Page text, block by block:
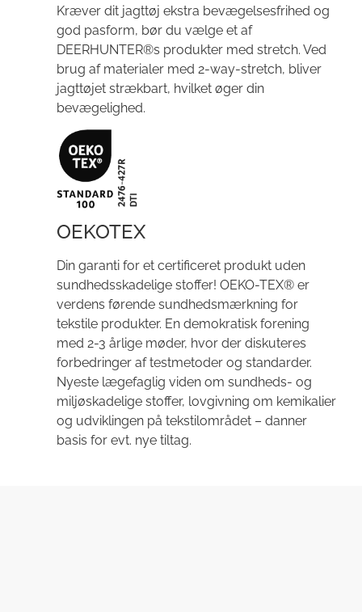
Kræver dit jagttøj ekstra bevægelsesfrihed og
god pasform, bør du vælge et af
DEERHUNTER®s produkter med stretch. Ved
brug af materialer med 2-way-stretch, bliver
jagttøjet strækbart, hvilket øger din
bevægelighed.
OEKOTEX
Din garanti for et certificeret produkt uden
sundhedsskadelige stoffer! OEKO-TEX® er
verdens førende sundhedsmærkning for
tekstile produkter. En demokratisk forening
med 2-3 årlige møder, hvor der diskuteres
forbedringer af testmetoder og standarder.
Nyeste lægefaglig viden om sundheds- og
miljøskadelige stoffer, lovgivning om kemikalier
og udviklingen på tekstilområdet – danner
basis for evt. nye tiltag.